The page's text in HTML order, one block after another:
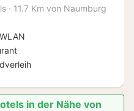
· 11.7 Km von Naumburg
in der Nähe von